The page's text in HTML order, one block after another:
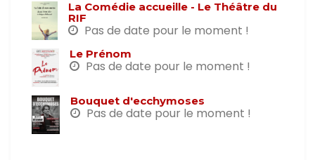
La Comédie accueille - Le Théâtre du
RIF
Pas de date pour le moment !
Le Prénom
Pas de date pour le moment !
Bouquet d'ecchymoses
Pas de date pour le moment !